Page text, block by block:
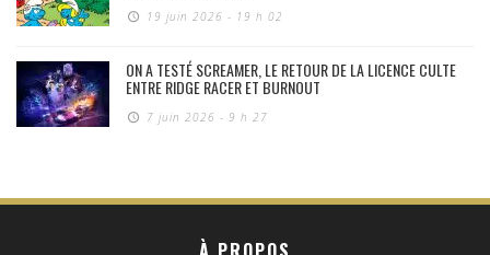
19 juin 2026 - 19 h 02
ON A TESTÉ SCREAMER, LE RETOUR DE LA LICENCE CULTE
ENTRE RIDGE RACER ET BURNOUT
7 juin 2026 - 9 h 27